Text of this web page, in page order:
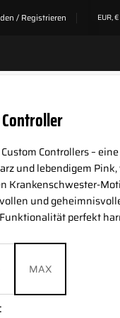
/ Registrieren EUR, €
Controller
Controllers –
und lebendigem
Krankenschwester-
und
perfekt
MAX